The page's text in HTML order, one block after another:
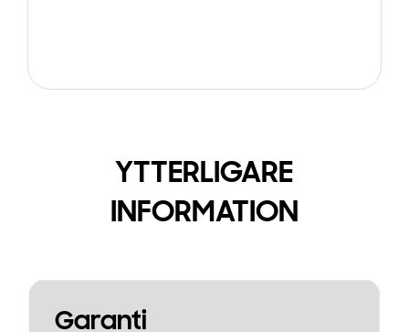
YTTERLIGARE
INFORMATION
Garanti